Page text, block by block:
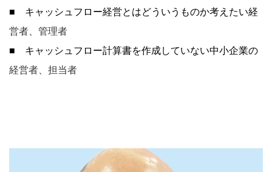
■ キャッシュフロー経営とはどういうものか考えたい経
営者、管理者
■ キャッシュフロー計算書を作成していない中小企業の
経営者、担当者